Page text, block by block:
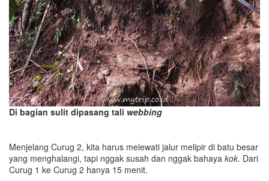
Di bagian sulit dipasang tali webbing
Menjelang Curug 2, kita harus melewati jalur melipir di batu besar
yang menghalangi, tapi nggak susah dan nggak bahaya kok. Dari
Curug 1 ke Curug 2 hanya 15 menit.